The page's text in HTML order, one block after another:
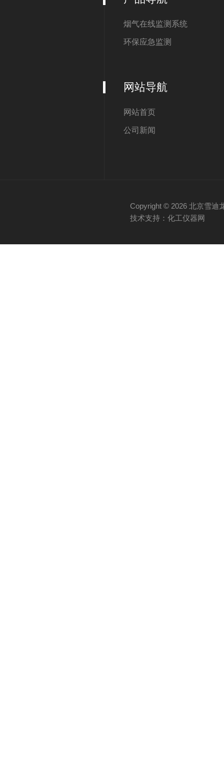
烟气在线监测系统
环保应急监测
网站导航
网站首页
公司新闻
Copyright © 2026 北京雪迪
技术支持：化工仪器网